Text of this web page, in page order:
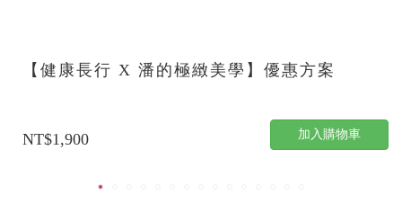
【健康長行 X 潘的極緻美學】優惠方案
NT$1,900 加入購物車